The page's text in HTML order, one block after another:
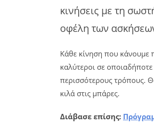
κινήσεις με τη
οφέλη των
Κάθε κίνηση που κάνουμε
καλύτεροι σε
περισσότερους τρόπους.
κιλά στις μπάρες.
Διάβασε επίσης: